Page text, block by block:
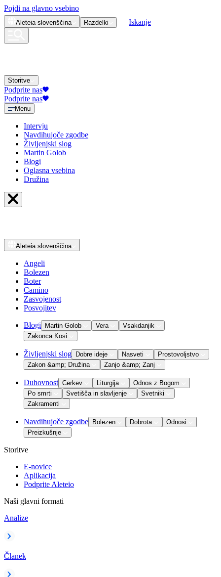
Pojdi na glavno vsebino
Aleteia slovenščina Razdelki Iskanje
Storitve
Podprite nas
Podprite nas
Menu
Intervju
Navdihujoče zgodbe
Življenjski slog
Martin Golob
Blogi
Oglasna vsebina
Družina
Aleteia slovenščina
Angeli
Bolezen
Boter
Camino
Zasvojenost
Posvojitev
Blogi Martin Golob Vera
Vsakdanjik
Zakonca Kosi
Življenjski slog Dobre ideje Nasveti
Prostovoljstvo
Zakon &amp; Družina
Zanjo &amp; Zanj
Duhovnost Cerkev Liturgija
Odnos z Bogom
Po smrti
Svetišča in slavljenje
Svetniki
Zakramenti
Navdihujoče zgodbe Bolezen Dobrota
Odnosi
Preizkušnje
Storitve
E-novice
Aplikacija
Podprite Aleteio
Naši glavni formati
Analize
Članek